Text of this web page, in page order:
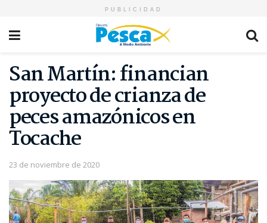
PUBLICIDAD
San Martín: financian
proyecto de crianza de
peces amazónicos en
Tocache
23 de noviembre de 2020